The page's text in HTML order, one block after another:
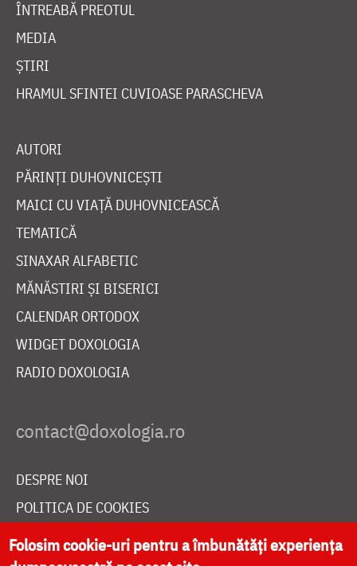
ÎNTREABĂ PREOTUL
MEDIA
ȘTIRI
HRAMUL SFINTEI CUVIOASE PARASCHEVA
AUTORI
PĂRINȚI DUHOVNICEȘTI
MAICI CU VIAȚĂ DUHOVNICEASCĂ
TEMATICĂ
SINAXAR ALFABETIC
MĂNĂSTIRI ȘI BISERICI
CALENDAR ORTODOX
WIDGET DOXOLOGIA
RADIO DOXOLOGIA
DESPRE NOI
POLITICA DE COOKIES
DONEAZĂ ONLINE PENTRU CATEDRALA NAȚIONALĂ
Folosim cookie-uri pentru a îmbunătăți experiența